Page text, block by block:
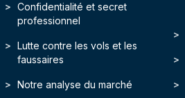
Confidentialité et secret
professionnel
Lutte contre les vols et les
faussaires
Notre analyse du marché